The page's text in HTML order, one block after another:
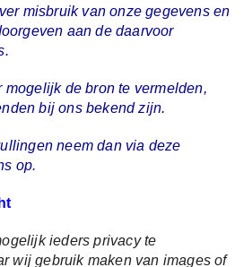
misbruik van onze gegevens en
aan de daarvoor
mogelijk de bron te vermelden,
bij ons bekend zijn.
neem dan via deze
op.
ieders privacy te
wij gebruik maken van images of